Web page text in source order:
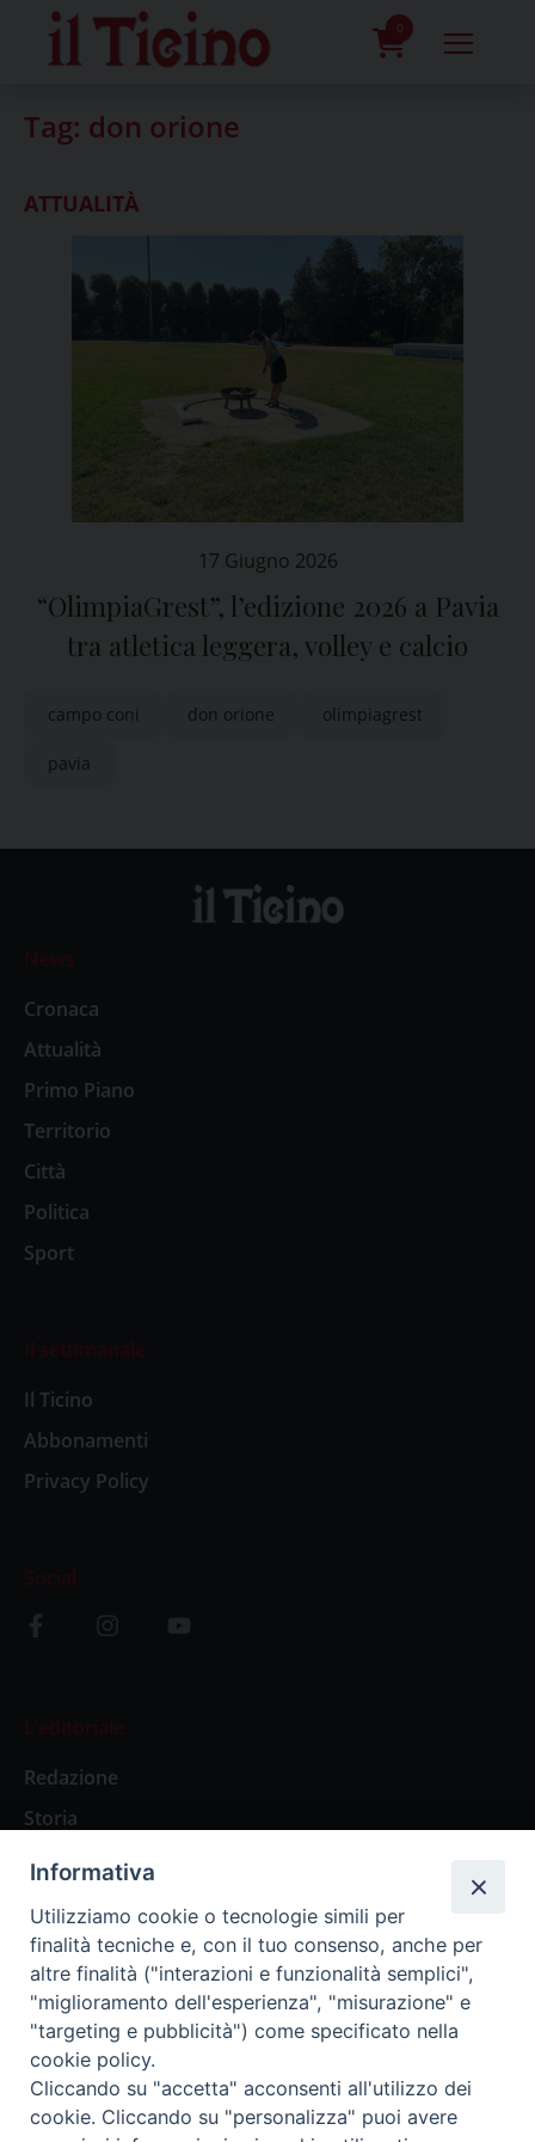
content
0
Tag: don orione
ATTUALITÀ
17 Giugno 2026
“OlimpiaGrest”, l’edizione 2026 a Pavia
tra atletica leggera, volley e calcio
campo coni don orione olimpiagrest
pavia
News
Cronaca
Attualità
Primo Piano
Territorio
Città
Politica
Sport
Il settimanale
Il Ticino
Abbonamenti
Privacy Policy
Social
L’editoriale
Redazione
Storia
Abbonamenti
Abbonamento Annuale Digitale
Abbonamento Annuale Cartaceo
Abbonamento Singola Copia Digitale
Informativa
Utilizziamo cookie o tecnologie simili per
finalità tecniche e, con il tuo consenso, anche per
altre finalità ("interazioni e funzionalità semplici",
"miglioramento dell'esperienza", "misurazione" e
"targeting e pubblicità") come specificato nella
cookie policy.
Cliccando su "accetta" acconsenti all'utilizzo dei
cookie. Cliccando su "personalizza" puoi avere